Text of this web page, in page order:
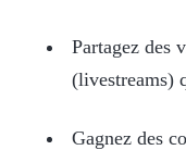
Partagez des
(livestreams)
Gagnez des